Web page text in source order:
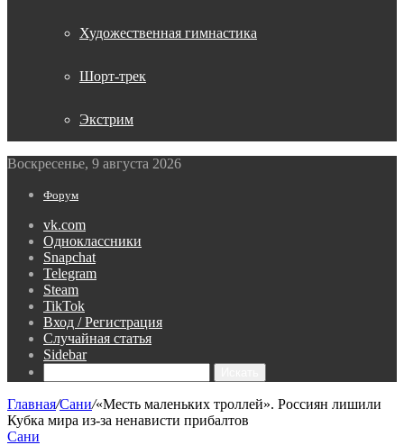
Художественная гимнастика
Шорт-трек
Экстрим
Воскресенье, 9 августа 2026
Форум
vk.com
Одноклассники
Snapchat
Telegram
Steam
TikTok
Вход / Регистрация
Случайная статья
Sidebar
Главная/Сани/«Месть маленьких троллей». Россиян лишили
Кубка мира из-за ненависти прибалтов
Сани